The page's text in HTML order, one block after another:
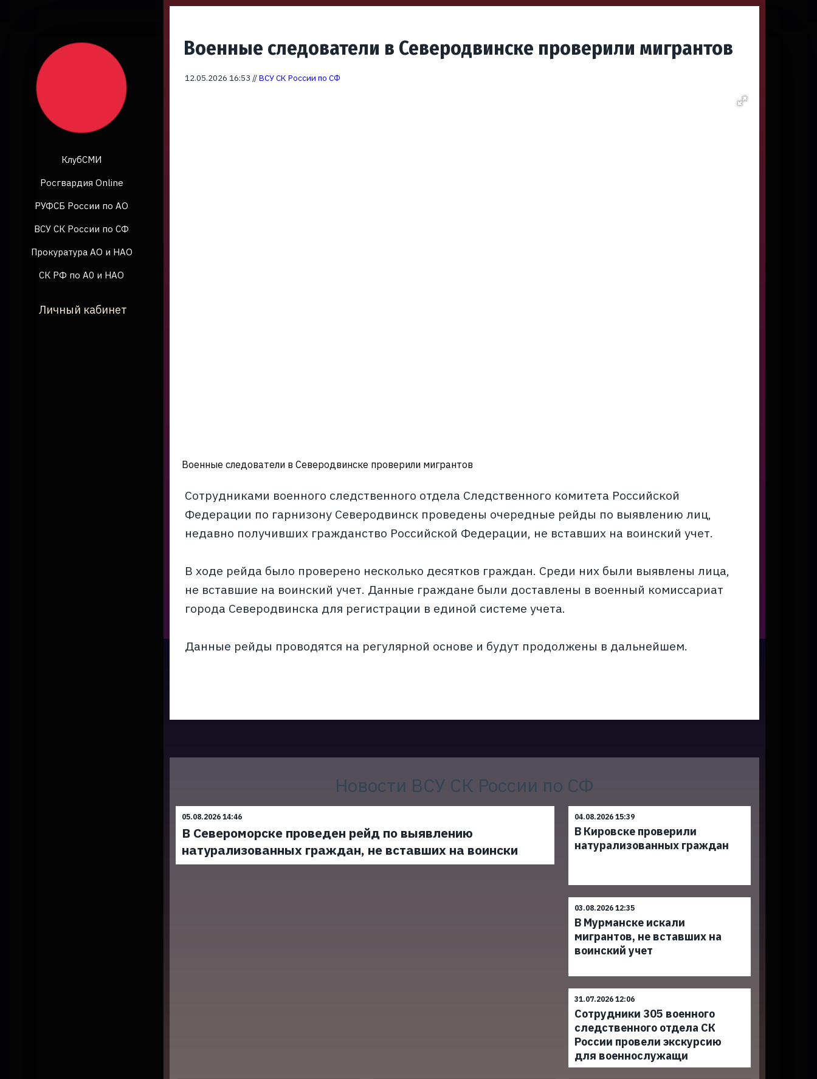
КлубСМИ
Росгвардия Online
РУФСБ России по АО
ВСУ СК России по СФ
Прокуратура АО и НАО
СК РФ по А0 и НАО
Личный кабинет
Военные следователи в Северодвинске проверили мигрантов
12.05.2026 16:53 //ВСУ СК России по СФ
Военные следователи в Северодвинске проверили мигрантов
Сотрудниками военного следственного отдела Следственного комитета Российской
Федерации по гарнизону Северодвинск проведены очередные рейды по выявлению лиц,
недавно получивших гражданство Российской Федерации, не вставших на воинский учет.
В ходе рейда было проверено несколько десятков граждан. Среди них были выявлены лица,
не вставшие на воинский учет. Данные граждане были доставлены в военный комиссариат
города Северодвинска для регистрации в единой системе учета.
Данные рейды проводятся на регулярной основе и будут продолжены в дальнейшем.
Новости ВСУ СК России по СФ
05.08.2026 14:46
В Североморске проведен рейд по выявлению
натурализованных граждан, не вставших на воински
04.08.2026 15:39
В Кировске проверили
натурализованных граждан
03.08.2026 12:35
В Мурманске искали
мигрантов, не вставших на
воинский учет
31.07.2026 12:06
Сотрудники 305 военного
следственного отдела СК
России провели экскурсию
для военнослужащи